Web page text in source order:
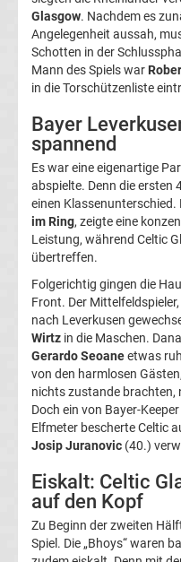
La
Liga
Serie
A
Türk.
Süper
Lig
Internat.
Fußball
UEFA
Youth
League
Glasgow. Nachdem es
Angelegenheit aussah,
Schotten in der
Mann des Spiels war
in die Torschützenliste
Bayer
spannend
Es war eine eigenartige
abspielte. Denn die
einen
im Ring, zeigte eine
Leistung, während Celtic
übertreffen.
Folgerichtig gingen die
Front. Der
nach Leverkusen
Wirtz in die Maschen.
Gerardo Seoaneetwas
von den harmlosen
nichts zustande brachten,
Doch ein von Bayer-Keeper
Elfmeter bescherte Celtic
Josip Juranovic (40.)
Eiskalt: Celtic
auf den Kopf
Zu Beginn der zweiten
Spiel. Die „Bhoys“ waren